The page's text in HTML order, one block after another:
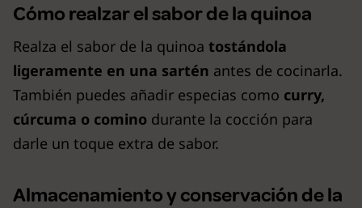
Cómo realzar el sabor de la quinoa
Realza el sabor de la quinoa tostándola
ligeramente en una sartén antes de cocinarla.
También puedes añadir especias como curry,
cúrcuma o comino durante la cocción para
darle un toque extra de sabor.
Almacenamiento y conservación de la